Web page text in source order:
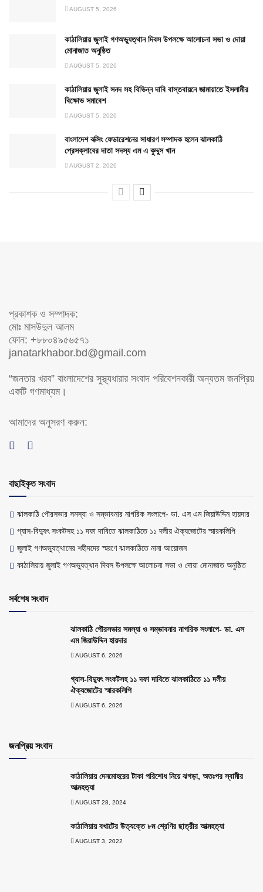
AUGUST 5, 2026
কাঠালিয়ায় জুলাই গণঅভ্যুত্থান দিবস উপলক্ষে আলোচনা সভা ও দোয়া
মোনাজাত অনুষ্ঠিত
AUGUST 5, 2026
কাঠালিয়ায় জুলাই সনদ সহ বিভিন্ন দাবি বাস্তবায়নে জামায়াতে ইসলামীর
বিক্ষোভ সমাবেশ
AUGUST 5, 2026
বাংলাদেশ বক্সিং ফেডারেশনের সাধারণ সম্পাদক হলেন ঝালকাঠি
প্রেসক্লাবের দাতা সদস্য এম এ কুদ্দুস খান
AUGUST 2, 2026
প্রকাশক ও সম্পাদক:
মোঃ মাসউদুল আলম
ফোন: +৮৮০৪৯৫৬৫৭১
janatarkhabor.bd@gmail.com
“জনতার খরব” বাংলাদেশের সুস্থ্যধারার সংবাদ পরিবেশনকারী অন্যতম জনপ্রিয়
একটি গণমাধ্যম।
আমাদের অনুসরণ করুন:
বাছাইকৃত সংবাদ
ঝালকাঠি পৌরসভার সমস্যা ও সম্ভাবনার নাগরিক সংলাপে- ডা. এস এম জিয়াউদ্দিন হায়দার
গ্যাস-বিদ্যুৎ সংকটসহ ১১ দফা দাবিতে ঝালকাঠিতে ১১ দলীয় ঐক্যজোটের স্মারকলিপি
জুলাই গণঅভ্যুত্থানের শহীদদের স্মরণে ঝালকাঠিতে নানা আয়োজন
কাঠালিয়ায় জুলাই গণঅভ্যুত্থান দিবস উপলক্ষে আলোচনা সভা ও দোয়া মোনাজাত অনুষ্ঠিত
সর্বশেষ সংবাদ
ঝালকাঠি পৌরসভার সমস্যা ও সম্ভাবনার নাগরিক সংলাপে- ডা. এস
এম জিয়াউদ্দিন হায়দার
AUGUST 6, 2026
গ্যাস-বিদ্যুৎ সংকটসহ ১১ দফা দাবিতে ঝালকাঠিতে ১১ দলীয়
ঐক্যজোটের স্মারকলিপি
AUGUST 6, 2026
জনপ্রিয় সংবাদ
কাঠালিয়ায় দেনমোহরের টাকা পরিশোধ নিয়ে ঝগড়া, অতঃপর স্বামীর
আত্মহত্যা
AUGUST 28, 2024
কাঠালিয়ায় বখাটের উত্যক্তে ৮ম শ্রেণির ছাত্রীর আত্মহত্যা
AUGUST 3, 2022